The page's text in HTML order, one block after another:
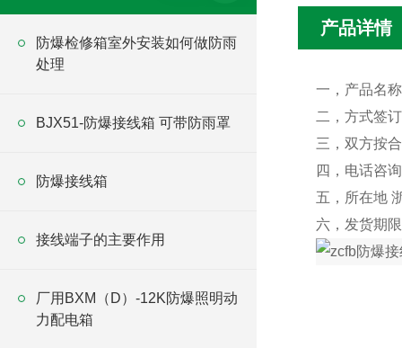
防爆检修箱室外安装如何做防雨
处理
BJX51-防爆接线箱 可带防雨罩
防爆接线箱
接线端子的主要作用
厂用BXM（D）-12K防爆照明动
力配电箱
产品详情
一，产品名称
二，方式签
三，双方按
四，电话咨询
五，所在地
六，发货期